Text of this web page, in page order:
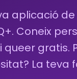
aplicació
Coneix
queer gratis.
La teva